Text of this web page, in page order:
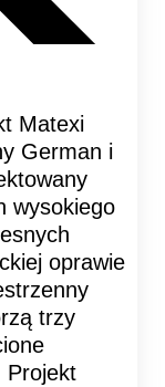
Matexi
German i
wysokiego
oprawie
trzy
Projekt